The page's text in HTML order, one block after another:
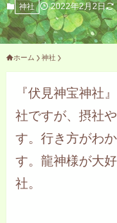
神社 2022年2月2日
ホーム 神社
『伏見神宝神社
社ですが、摂社
す。行き方がわ
す。龍神様が大
社。